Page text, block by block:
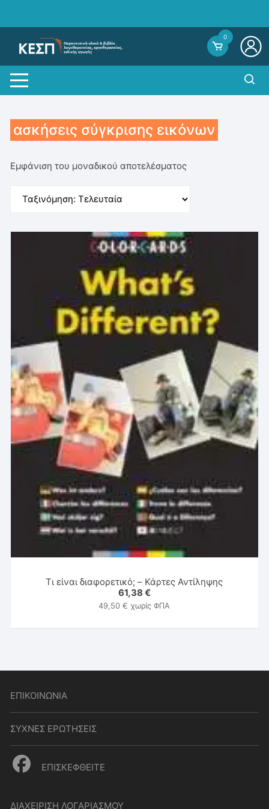
0
ασκήσεις σύγκρισης εικόνων
Εμφάνιση του μοναδικού αποτελέσματος
Τι είναι διαφορετικό; – Κάρτες Αντίληψης
61,38 €
49,50€ χωρίς ΦΠΑ
ΕΠΙΚΟΙΝΩΝΙΑ
ΣΥΧΝΕΣ ΕΡΩΤΗΣΕΙΣ
ΕΠΙΣΚΕΦΘΕΙΤΕ
ΔΙΑΧΕΙΡΙΣΗ ΛΟΓΑΡΙΑΣΜΟΥ